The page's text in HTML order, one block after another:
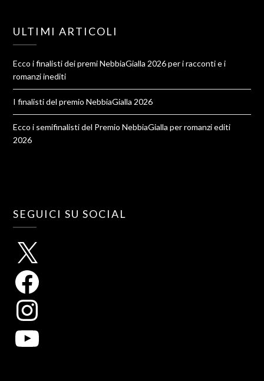
ULTIMI ARTICOLI
Ecco i finalisti dei premi NebbiaGialla 2026 per i racconti e i
romanzi inediti
I finalisti del premio NebbiaGialla 2026
Ecco i semifinalisti del Premio NebbiaGialla per romanzi editi
2026
SEGUICI SU SOCIAL